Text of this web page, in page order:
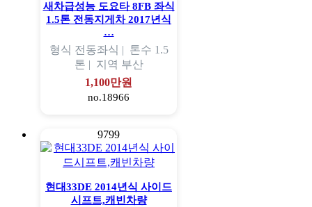
새차급성능 도요타 8FB 좌식
1.5톤 전동지게차 2017년식
…
형식 전동좌식 | 톤수 1.5
톤 | 지역 부산
1,100만원
no.18966
9799
현대33DE 2014년식 사이드
시프트,캐빈차량